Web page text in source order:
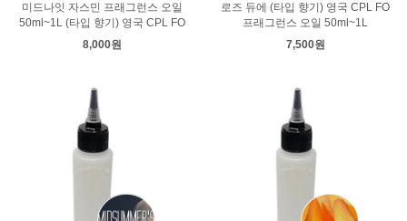
미드나잇 자스민 프래그런스 오일
50ml~1L (타입 향기) 영국 CPL FO
8,000원
로즈 듀에 (타입 향기) 영국 CPL FO
프래그런스 오일 50ml~1L
7,500원